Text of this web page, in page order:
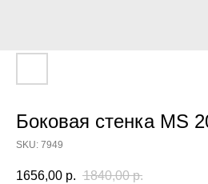
Боковая стенка MS
SKU: 7949
1656,00 р. 1840,00 р.